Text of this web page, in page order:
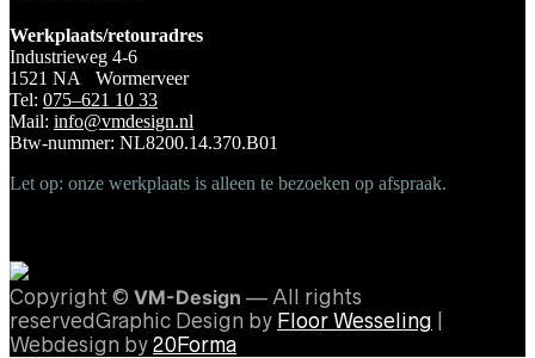
Werkplaats/retouradres
Industrieweg 4-6
1521 NA Wormerveer
Tel: 075–621 10 33
Mail: info@vmdesign.nl
Btw-nummer: NL8200.14.370.B01
Let op: onze werkplaats is alleen te bezoeken op afspraak.
Copyright © VM-Design — All rights
reservedGraphic Design by Floor Wesseling
Webdesign by 20Forma